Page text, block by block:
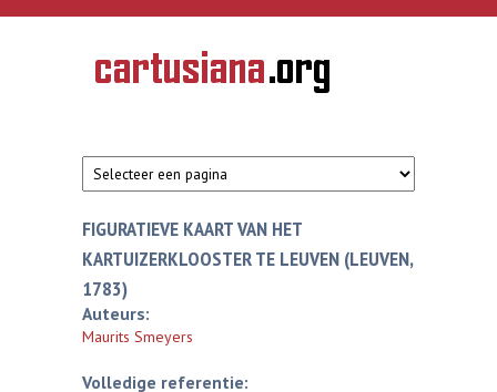
Overslaan en naar de inhoud gaan
CARTUSIANA
Geschiedenis
van de
FIGURATIEVE KAART VAN HET
KARTUIZERKLOOSTER TE LEUVEN (LEUVEN,
1783)
Auteurs:
Maurits Smeyers
Volledige referentie: